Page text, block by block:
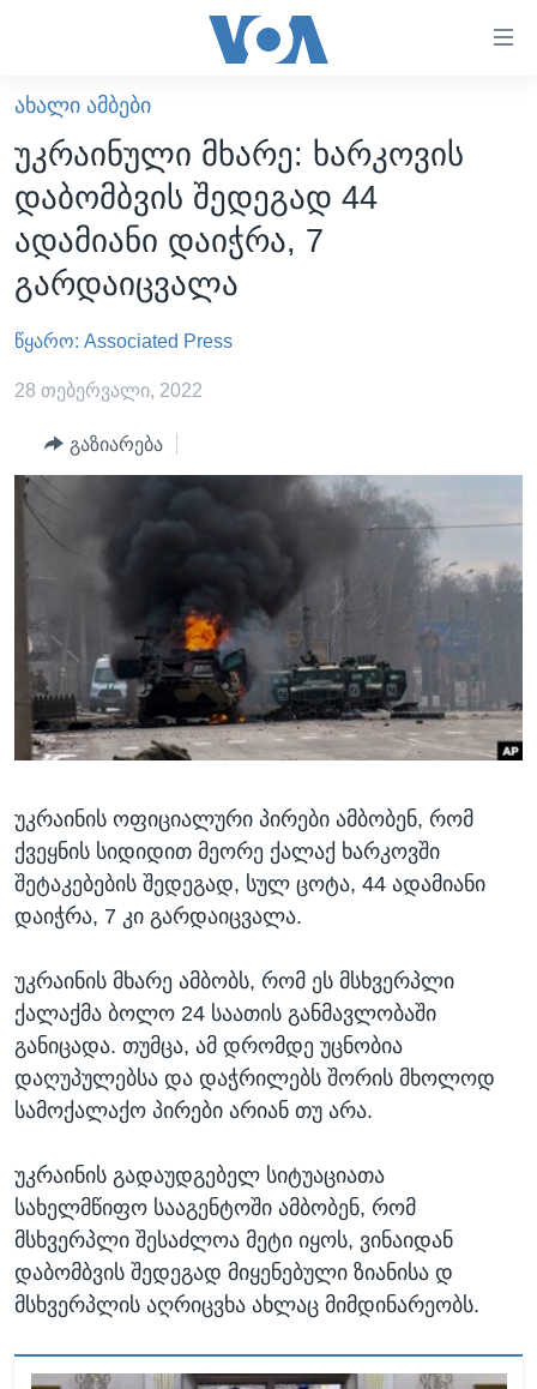
ხელმისაწვდომობისთვის
გადადით
მთავარზე
გადადით
მთავარ
ნავიგაციაზე
გადადით
ძიებაზე
ᲐᲮᲐᲚᲘ ᲐᲛᲑᲔᲑᲘ
ᲡᲐᲥᲐᲠᲗᲕᲔᲚᲝ
ᲐᲨᲨ
ᲐᲨᲨ-ᲘᲡ ᲐᲠᲩᲔᲕᲜᲔᲑᲘ 2024
ᲛᲡᲝᲤᲚᲘᲝ
ᲕᲘᲓᲔᲝᲔᲑᲘ
ᲒᲐᲓᲐᲪᲔᲛᲔᲑᲘ
ᲕᲐᲨᲘᲜᲒᲢᲝᲜᲘ ᲓᲦᲔᲡ
ᲮᲔᲓᲕᲐ ᲕᲐᲨᲘᲜᲒᲢᲝᲜᲘᲓᲐᲜ
ᲡᲮᲕᲐ ᲡᲘᲐᲮᲚᲔᲔᲑᲘ
ᲛᲔᲪᲜᲘᲔᲠᲔᲑᲐ
ᲘᲜᲢᲔᲠᲕᲘᲣ
ᲙᲣᲚᲢᲣᲠᲐ
ᲓᲔᲖᲘᲜᲤᲝᲠᲛᲐᲪᲘᲐ
ᲠᲣᲡᲔᲗᲘᲡ ᲨᲔᲭᲠᲐ ᲣᲙᲠᲐᲘᲜᲐᲨᲘ
Learning English
ᲗᲕᲐᲚᲘ ᲒᲕᲐᲓᲔᲕᲜᲔᲗ
ენები
ᲐᲮᲐᲚᲘ ᲐᲛᲑᲔᲑᲘ
უკრაინული მხარე: ხარკოვის
დაბომბვის შედეგად 44
ადამიანი დაიჭრა, 7
გარდაიცვალა
წყარო: Associated Press
28 თებერვალი, 2022
გაზიარება
უკრაინის ოფიციალური პირები ამბობენ, რომ
ქვეყნის სიდიდით მეორე ქალაქ ხარკოვში
შეტაკებების შედეგად, სულ ცოტა, 44 ადამიანი
დაიჭრა, 7 კი გარდაიცვალა.
უკრაინის მხარე ამბობს, რომ ეს მსხვერპლი
ქალაქმა ბოლო 24 საათის განმავლობაში
განიცადა. თუმცა, ამ დრომდე უცნობია
დაღუპულებსა და დაჭრილებს შორის მხოლოდ
სამოქალაქო პირები არიან თუ არა.
უკრაინის გადაუდგებელ სიტუაციათა
სახელმწიფო სააგენტოში ამბობენ, რომ
მსხვერპლი შესაძლოა მეტი იყოს, ვინაიდან
დაბომბვის შედეგად მიყენებული ზიანისა დ
მსხვერპლის აღრიცვხა ახლაც მიმდინარეობს.